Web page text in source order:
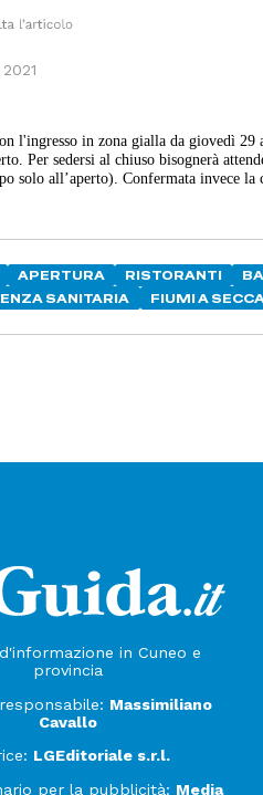
l'ingresso in zona gialla da giovedì 29
Per sedersi al chiuso bisognerà
solo all’aperto). Confermata invece
APERTURA RISTORANTI
SANITARIA
FIUMI A SECCA
in Cuneo e
provincia
Massimiliano
Cavallo
LGEditoriale s.r.l.
per la pubblicità: Media